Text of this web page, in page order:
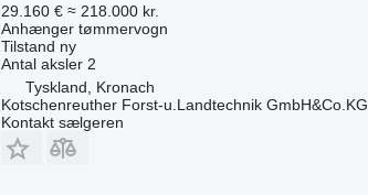
29.160 € ≈ 218.000 kr.
Anhænger tømmervogn
Tilstand ny
Antal aksler 2
Tyskland, Kronach
Kotschenreuther Forst-u.Landtechnik GmbH&Co.KG
Kontakt sælgeren